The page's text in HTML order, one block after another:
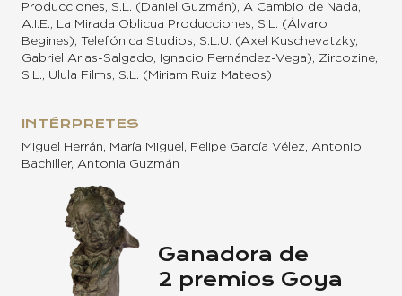
Producciones, S.L. (Daniel Guzmán), A Cambio de Nada,
A.I.E., La Mirada Oblicua Producciones, S.L. (Álvaro
Begines), Telefónica Studios, S.L.U. (Axel Kuschevatzky,
Gabriel Arias-Salgado, Ignacio Fernández-Vega), Zircozine,
S.L., Ulula Films, S.L. (Miriam Ruiz Mateos)
INTÉRPRETES
Miguel Herrán, María Miguel, Felipe García Vélez, Antonio
Bachiller, Antonia Guzmán
Ganadora de
2 premios Goya